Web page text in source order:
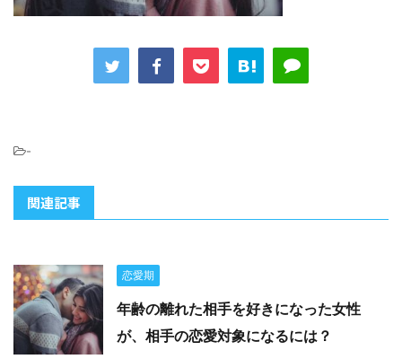
-
関連記事
恋愛期
年齢の離れた相手を好きになった女性
が、相手の恋愛対象になるには？